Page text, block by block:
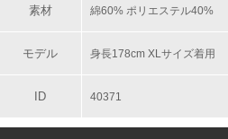
素材 綿60% ポリエステル40%
モデル 身長178cm XLサイズ着用
ID 40371